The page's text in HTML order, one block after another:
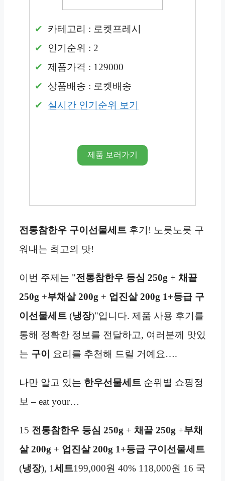
카테고리 : 로켓프레시
인기순위 : 2
제품가격 : 129000
상품배송 : 로켓배송
실시간 인기순위 보기
제품 보러가기
전통참한우 구이선물세트 후기! 노릇노릇 구
워내는 최고의 맛!
이번 주제는 "전통참한우 등심 250g + 채끝
250g +부채살 200g + 업진살 200g 1+등급 구
이선물세트 (냉장)"입니다. 제품 사용 후기를
통해 정확한 정보를 전달하고, 여러분께 맛있
는 구이 요리를 추천해 드릴 거예요….
나만 알고 있는 한우선물세트 순위별 쇼핑정
보 – eat your…
15 전통참한우 등심 250g + 채끝 250g +부채
살 200g + 업진살 200g 1+등급 구이선물세트
(냉장), 1세트199,000원 40% 118,000원 16 국